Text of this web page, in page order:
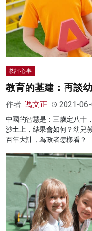
教評心事
教育的基建：再談
作者: 馮文正 2021-06-
中國的智慧是：三歲定八十
沙土上，結果會如何？幼兒
百年大計，為政者怎樣看？